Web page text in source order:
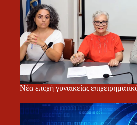
Νέα εποχή γυναικείας